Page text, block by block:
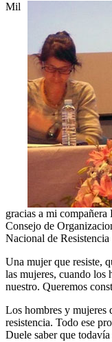
Mil
gracias a mi
Consejo de
Nacional de
Una mujer que resiste,
las mujeres, cuando los
nuestro. Queremos
Los hombres y mujeres
resistencia. Todo ese
Duele saber que